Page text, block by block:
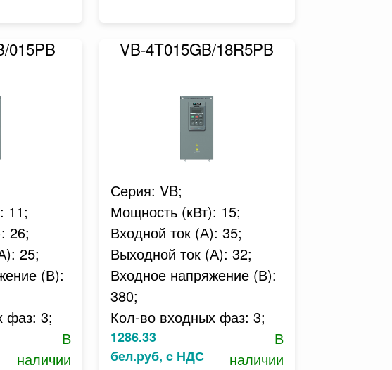
015PB
11;
26;
25;
(В):
фаз: 3;
В
наличии
VB-4T015GB/18R5PB
Серия: VB;
Мощность (кВт): 15;
Входной ток (А): 35;
Выходной ток (А): 32;
Входное напряжение (В):
380;
Кол-во входных фаз: 3;
1286.33
бел.руб, c НДС
В
наличии